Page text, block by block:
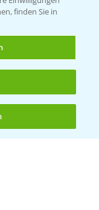
finden Sie in